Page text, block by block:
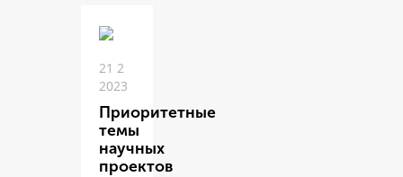
21 2
2023
Приоритетные
темы
научных
проектов